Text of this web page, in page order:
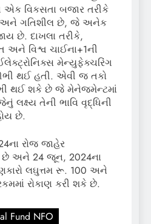
વિકસતા બજાર તરીકે
ગતિશીલ છે, જે અનેક
છે. દાખલા તરીકે,
વિશ્વ ચાઈના+1ની
મેન્યુફેક્ચરિંગ
થઈ હતી. એવી જ તકો
થઈ શકે છે જે મેનેજમેન્ટમાં
લક્ષ્ય તેની ભાવિ વૃદ્ધિની
છે.
રોજ જાહેર
છે અને 24 જૂન, 2024ના
લઘુત્તમ રૂ. 100 અને
રોકાણ કરી શકે છે.
Fund NFO